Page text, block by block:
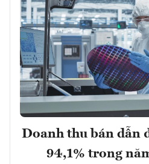
Doanh thu bán dẫn
94,1% trong